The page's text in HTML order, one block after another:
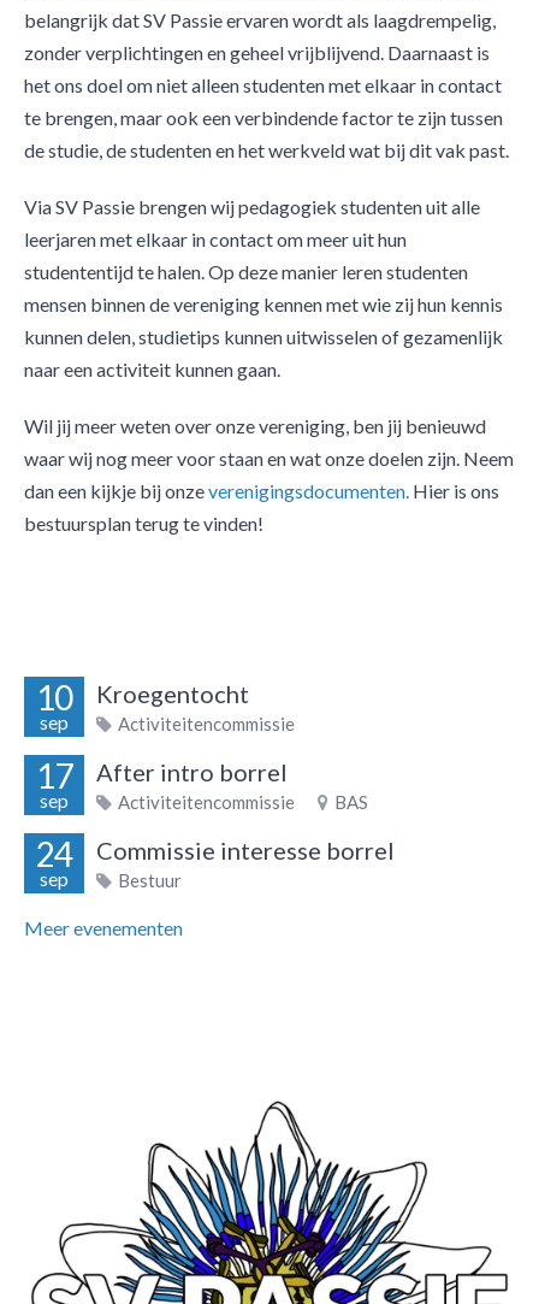
belangrijk dat SV Passie ervaren wordt als laagdrempelig,
zonder verplichtingen en geheel vrijblijvend. Daarnaast is
het ons doel om niet alleen studenten met elkaar in contact
te brengen, maar ook een verbindende factor te zijn tussen
de studie, de studenten en het werkveld wat bij dit vak past.
Via SV Passie brengen wij pedagogiek studenten uit alle
leerjaren met elkaar in contact om meer uit hun
studententijd te halen. Op deze manier leren studenten
mensen binnen de vereniging kennen met wie zij hun kennis
kunnen delen, studietips kunnen uitwisselen of gezamenlijk
naar een activiteit kunnen gaan.
Wil jij meer weten over onze vereniging, ben jij benieuwd
waar wij nog meer voor staan en wat onze doelen zijn. Neem
dan een kijkje bij onzeverenigingsdocumenten. Hier is ons
bestuursplan terug te vinden!
10
sep
Kroegentocht
Activiteitencommissie
17
sep
After intro borrel
Activiteitencommissie BAS
24
sep
Commissie interesse borrel
Bestuur
Meer evenementen